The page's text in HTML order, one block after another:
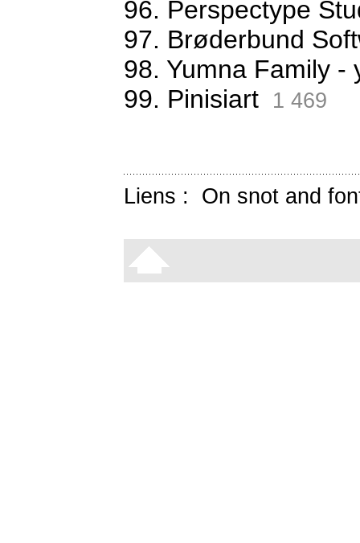
96. Perspectype
97. Brøderbund
98. Yumna Family -
99. Pinisiart
1 469
Liens : On snot and